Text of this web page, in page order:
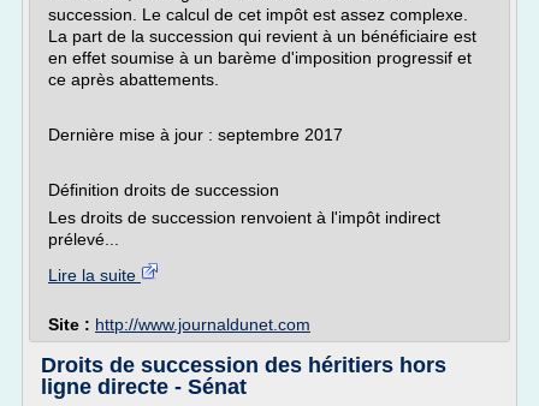
succession. Le calcul de cet impôt est assez complexe.
La part de la succession qui revient à un bénéficiaire est
en effet soumise à un barème d'imposition progressif et
ce après abattements.
Dernière mise à jour : septembre 2017
Définition droits de succession
Les droits de succession renvoient à l'impôt indirect
prélevé...
Lire la suite
Site : http://www.journaldunet.com
Droits de succession des héritiers hors
ligne directe - Sénat